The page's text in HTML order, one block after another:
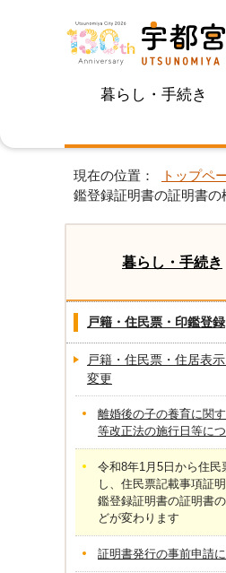
暮らし・手続き
現在の位置： トップペ
鑑登録証明書の証明書
暮らし・手続き
戸籍・住民票・印鑑登録
戸籍・住民票・住居表
変更
離婚後の子の養育に関
等改正法の施行日等に
令和8年1月5日から住民
し、住民票記載事項証
鑑登録証明書の証明書
どが変わります
証明書発行の事前申請